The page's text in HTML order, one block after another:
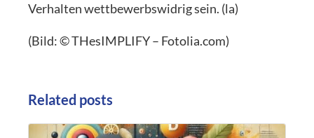
Verhalten wettbewerbswidrig sein. (la)
(Bild: © THesIMPLIFY – Fotolia.com)
Related posts